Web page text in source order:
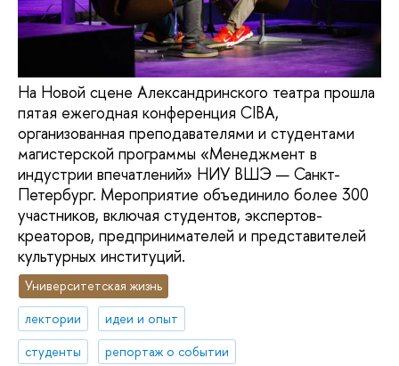
На Новой сцене Александринского театра прошла
пятая ежегодная конференция CIBA,
организованная преподавателями и студентами
магистерской программы «Менеджмент в
индустрии впечатлений» НИУ ВШЭ — Санкт-
Петербург. Мероприятие объединило более 300
участников, включая студентов, экспертов-
креаторов, предпринимателей и представителей
культурных институций.
Университетская жизнь
лектории
идеи и опыт
студенты
репортаж о событии